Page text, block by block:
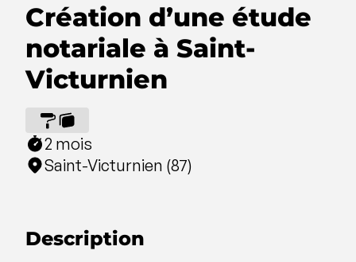
Création d’une étude
notariale à Saint-
Victurnien
2 mois
Saint-Victurnien (87)
Description